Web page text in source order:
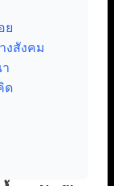
ย
งสังคม
ด